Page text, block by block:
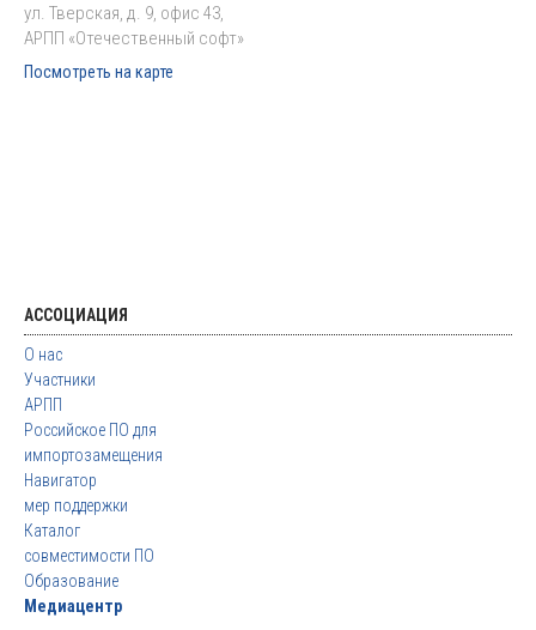
ул. Тверская, д. 9, офис 43,
АРПП «Отечественный софт»
Посмотреть на карте
АССОЦИАЦИЯ
О нас
Участники
АРПП
Российское ПО для
импортозамещения
Навигатор
мер поддержки
Каталог
совместимости ПО
Образование
Медиацентр